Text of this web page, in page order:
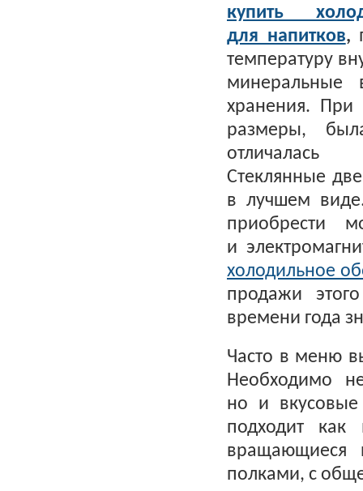
купить
для напитков,
температуру
минеральные
хранения. При
размеры,
отличалась
Стеклянные
в лучшем
приобрести
и
холодильное
продажи
времени года
Часто в меню
Необходимо
но и
подходит
вращающиеся
полками, с